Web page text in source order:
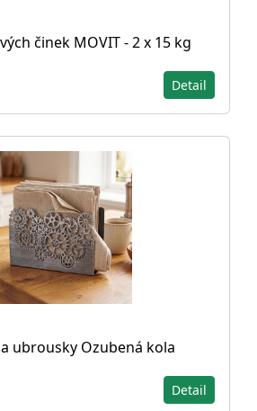
činek MOVIT - 2 x 15 kg
Detail
ubrousky Ozubená kola
Detail